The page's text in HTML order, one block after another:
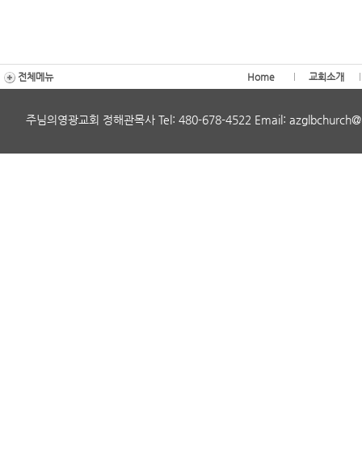
Home 교회소개
전체메뉴
주님의영광교회 정해관목사 Tel: 480-678-4522 Email: